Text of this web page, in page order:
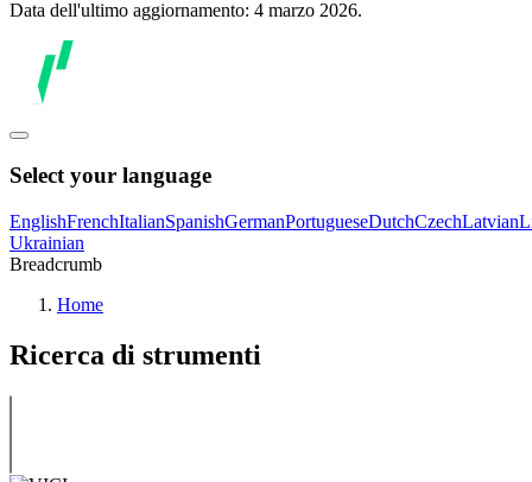
Data dell'ultimo aggiornamento: 4 marzo 2026.
Select your language
EnglishFrenchItalianSpanishGermanPortugueseDutchCzechLatvian
Ukrainian
Breadcrumb
Home
Ricerca di strumenti